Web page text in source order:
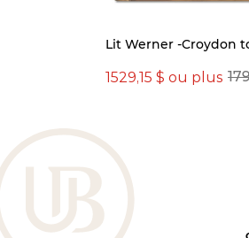
Lit Werner -Croydon
1529,15 $ ou plus